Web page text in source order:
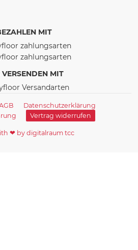
MIT
MIT
Datenschutzerklärung
Vertrag widerrufen
❤ by digitalraum tcc